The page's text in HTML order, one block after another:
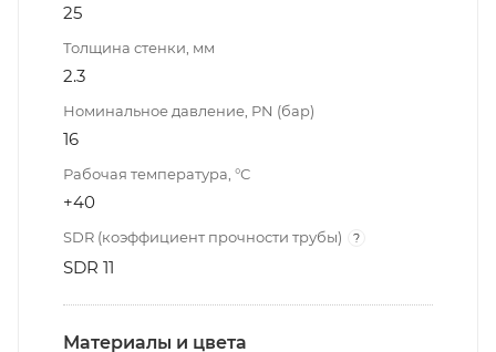
25
Толщина стенки, мм
2.3
Номинальное давление, PN (бар)
16
Рабочая температура, °С
+40
SDR (коэффициент прочности трубы) ?
SDR 11
Материалы и цвета